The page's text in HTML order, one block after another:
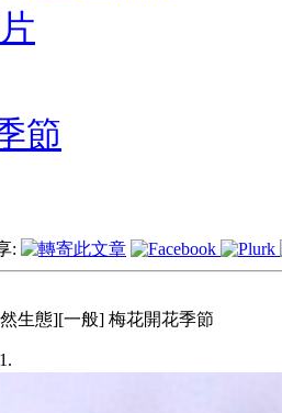
節
:
生態][一般] 梅花開花季節